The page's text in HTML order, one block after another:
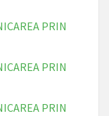
PRIN
PRIN
PRIN